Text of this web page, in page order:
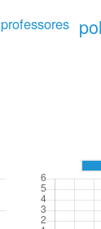
professores